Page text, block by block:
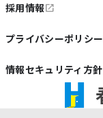
採用情報
プライバシーポリシー
情報セキュリティ方針